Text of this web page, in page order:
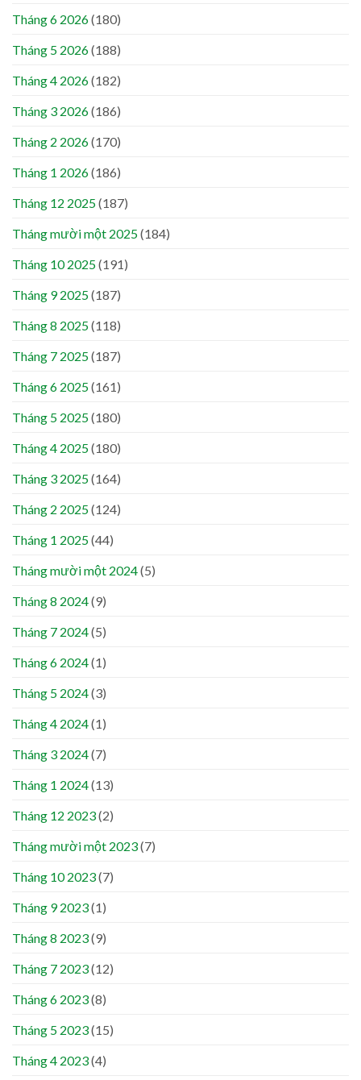
Tháng 6 2026(180)
Tháng 5 2026(188)
Tháng 4 2026(182)
Tháng 3 2026(186)
Tháng 2 2026(170)
Tháng 1 2026(186)
Tháng 12 2025(187)
Tháng mười một 2025(184)
Tháng 10 2025(191)
Tháng 9 2025(187)
Tháng 8 2025(118)
Tháng 7 2025(187)
Tháng 6 2025(161)
Tháng 5 2025(180)
Tháng 4 2025(180)
Tháng 3 2025(164)
Tháng 2 2025(124)
Tháng 1 2025(44)
Tháng mười một 2024(5)
Tháng 8 2024(9)
Tháng 7 2024(5)
Tháng 6 2024(1)
Tháng 5 2024(3)
Tháng 4 2024(1)
Tháng 3 2024(7)
Tháng 1 2024(13)
Tháng 12 2023(2)
Tháng mười một 2023(7)
Tháng 10 2023(7)
Tháng 9 2023(1)
Tháng 8 2023(9)
Tháng 7 2023(12)
Tháng 6 2023(8)
Tháng 5 2023(15)
Tháng 4 2023(4)